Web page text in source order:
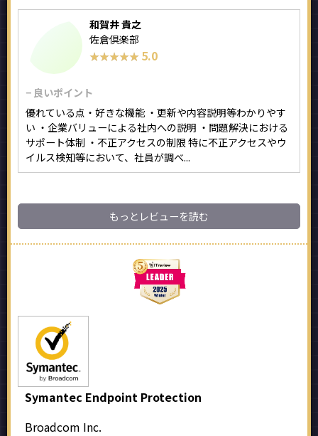
和賀井 貴之
佐倉倶楽部
★★★★★
★★★★★ 5.0
− 良いポイント
優れている点・好きな機能 ・更新や内容説明等わかりやす
い ・企業バリューによる社内への説明 ・問題解決における
サポート体制 ・不正アクセスの制限 特に不正アクセスやウ
イルス検知等において、社員が調べ...
もっとレビューを読む
Symantec Endpoint Protection
Broadcom Inc.